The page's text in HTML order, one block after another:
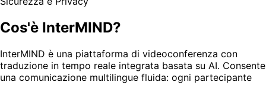
Cos'è InterMIND?
InterMIND è una piattaforma di videoconferenza con
traduzione in tempo reale integrata basata su AI. Consente
una comunicazione multilingue fluida: ogni partecipante